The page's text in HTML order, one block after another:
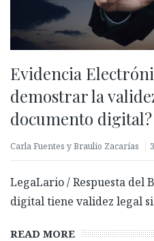
Evidencia
demostrar la
documento digital?
Carla Fuentes y Braulio Zacarías
LegaLario / Respuesta del
digital tiene validez legal
READ MORE